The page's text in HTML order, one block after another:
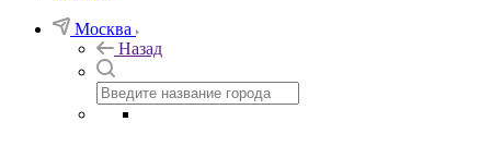
Москва
Назад